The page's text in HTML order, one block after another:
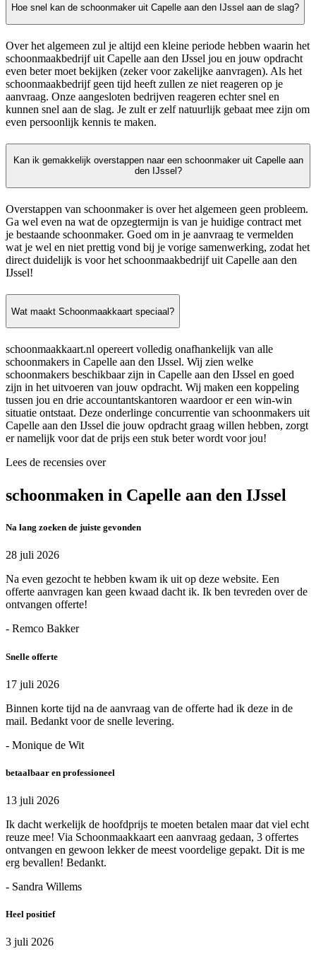
Hoe snel kan de schoonmaker uit Capelle aan den IJssel aan de slag?
Over het algemeen zul je altijd een kleine periode hebben waarin het
schoonmaakbedrijf uit Capelle aan den IJssel jou en jouw opdracht
even beter moet bekijken (zeker voor zakelijke aanvragen). Als het
schoonmaakbedrijf geen tijd heeft zullen ze niet reageren op je
aanvraag. Onze aangesloten bedrijven reageren echter snel en
kunnen snel aan de slag. Je zult er zelf natuurlijk gebaat mee zijn om
even persoonlijk kennis te maken.
Kan ik gemakkelijk overstappen naar een schoonmaker uit Capelle aan
den IJssel?
Overstappen van schoonmaker is over het algemeen geen probleem.
Ga wel even na wat de opzegtermijn is van je huidige contract met
je bestaande schoonmaker. Goed om in je aanvraag te vermelden
wat je wel en niet prettig vond bij je vorige samenwerking, zodat het
direct duidelijk is voor het schoonmaakbedrijf uit Capelle aan den
IJssel!
Wat maakt Schoonmaakkaart speciaal?
schoonmaakkaart.nl opereert volledig onafhankelijk van alle
schoonmakers in Capelle aan den IJssel. Wij zien welke
schoonmakers beschikbaar zijn in Capelle aan den IJssel en goed
zijn in het uitvoeren van jouw opdracht. Wij maken een koppeling
tussen jou en drie accountantskantoren waardoor er een win-win
situatie ontstaat. Deze onderlinge concurrentie van schoonmakers uit
Capelle aan den IJssel die jouw opdracht graag willen hebben, zorgt
er namelijk voor dat de prijs een stuk beter wordt voor jou!
Lees de recensies over
schoonmaken in Capelle aan den IJssel
Na lang zoeken de juiste gevonden
28 juli 2026
Na even gezocht te hebben kwam ik uit op deze website. Een
offerte aanvragen kan geen kwaad dacht ik. Ik ben tevreden over de
ontvangen offerte!
- Remco Bakker
Snelle offerte
17 juli 2026
Binnen korte tijd na de aanvraag van de offerte had ik deze in de
mail. Bedankt voor de snelle levering.
- Monique de Wit
betaalbaar en professioneel
13 juli 2026
Ik dacht werkelijk de hoofdprijs te moeten betalen maar dat viel echt
reuze mee! Via Schoonmaakkaart een aanvraag gedaan, 3 offertes
ontvangen en gewoon lekker de meest voordelige gepakt. Dit is me
erg bevallen! Bedankt.
- Sandra Willems
Heel positief
3 juli 2026